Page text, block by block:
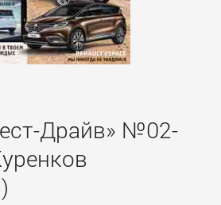
Драйв» №02-